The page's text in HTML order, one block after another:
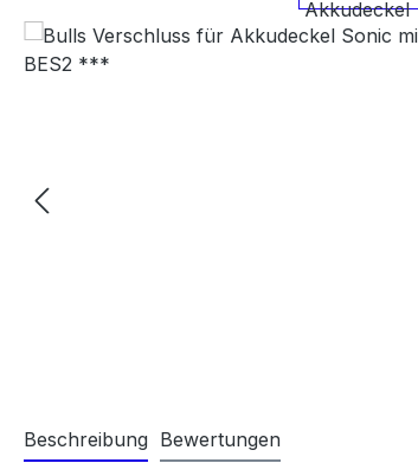
Beschreibung Bewertungen